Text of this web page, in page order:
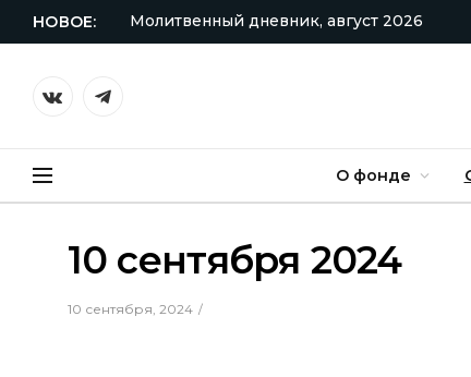
НОВОЕ: Молитвенный дневник, август 2026
VKontakteTelegram
О фонде
10 сентября 2024
10 сентября, 2024